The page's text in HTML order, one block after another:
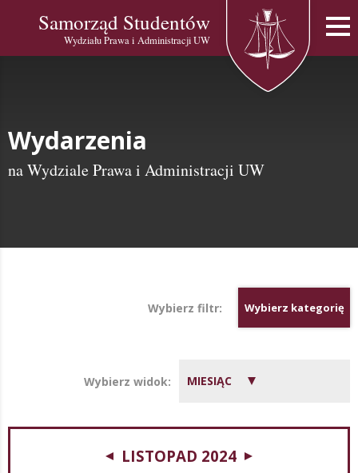
Samorząd Studentów
Wydziału Prawa i Administracji UW
Wydarzenia
na Wydziale Prawa i Administracji UW
Wybierz filtr: Wybierz kategorię
Wybierz widok: MIESIĄC
LISTOPAD 2024